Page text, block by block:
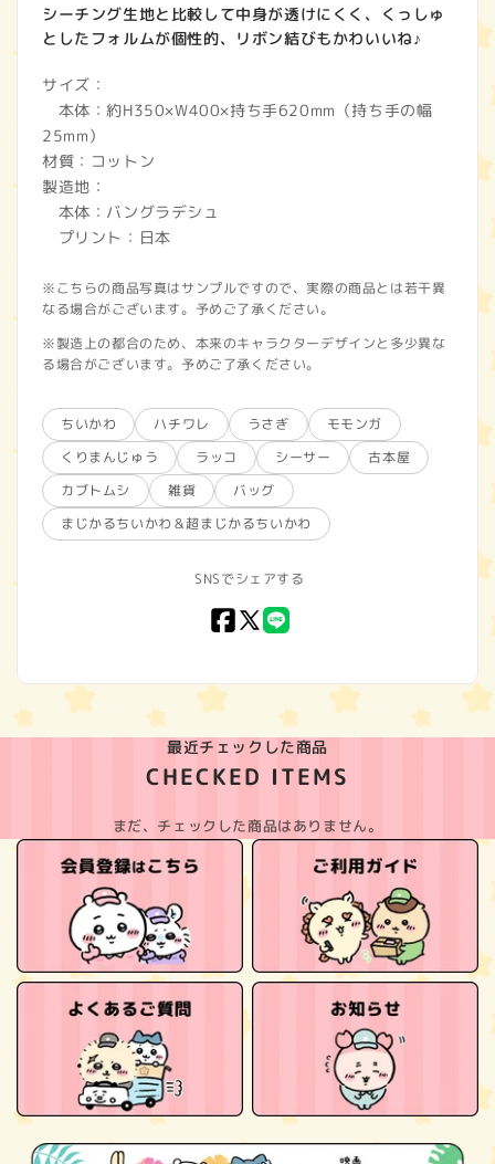
シーチング生地と比較して中身が透けにくく、くっしゅ
としたフォルムが個性的、リボン結びもかわいいね♪
サイズ：
本体：約H350×W400×持ち手620mm（持ち手の幅
25mm）
材質：コットン
製造地：
本体：バングラデシュ
プリント：日本
※こちらの商品写真はサンプルですので、実際の商品とは若干異
なる場合がございます。予めご了承ください。
※製造上の都合のため、本来のキャラクターデザインと多少異な
る場合がございます。予めご了承ください。
ちいかわ ハチワレ うさぎ
モモンガ
くりまんじゅう
ラッコ シーサー
古本屋
カブトムシ
雑貨
バッグ
まじかるちいかわ＆超まじかるちいかわ
SNSでシェアする
Facebook
X
LINE
最近チェックした商品
CHECKED ITEMS
まだ、チェックした商品はありません。